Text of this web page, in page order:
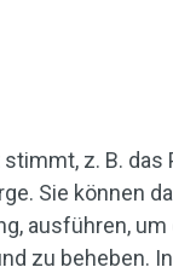
z. B. das
Sie können
ausführen,
zu beheben.